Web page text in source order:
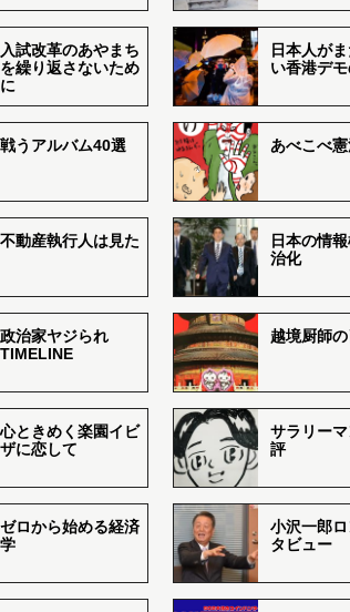
入試改革のあやまち
を繰り返さないため
に
日本人が
い香港デ
戦うアルバム40選 あべこべ
不動産執行人は見た
日本の情
治化
政治家ヤジられ
TIMELINE
越境厨師
心ときめく楽園イビ
ザに恋して
サラリー
評
ゼロから始める経済
学
小沢一郎
タビュー